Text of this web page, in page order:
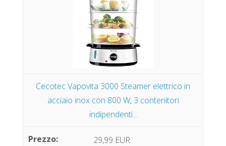
Cecotec Vapovita 3000 Steamer elettrico in
acciaio inox con 800 W, 3 contenitori
indipendenti...
29,99 EUR